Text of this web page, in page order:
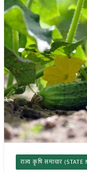
राज्य कृषि समाचार (STATE